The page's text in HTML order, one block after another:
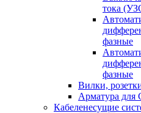
тока
фазные
фазные
Вилки,
Арматура
Кабеленесущие